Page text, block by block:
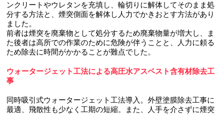
ンクリートやウレタンを充填し、輪切りに解体してそのまま処
分する方法と、煙突側面を解体し人力でかきおとす方法があり
ました。
前者は煙突を廃棄物として処分するため廃棄物量が増大し、ま
た後者は高所での作業のために危険が伴うことと、人力に頼る
ため除去に時間がかかることが難点でした。
ウォータージェット工法による高圧水アスベスト含有材除去工
事
同時吸引式ウォータージェット工法導入。外壁塗膜除去工事に
最適、飛散性も少なく工期の短縮。また、人手を介さずに煙突